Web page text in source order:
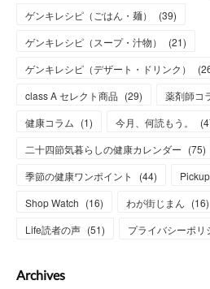
ゲンキレシピ（ごはん・麺）
(39)
ゲンキレシピ（スープ・汁物）
(21)
ゲンキレシピ（デザート・ドリンク）
(
class A セレクト商品 (29) 薬剤師コ
健康コラム (1) 今月、何読もう。 (
二十四節気暮らしの健康カレンダー (75)
季節の健康ワンポイント
(44)
Shop Watch (16) わが街じまん (16)
Life読者の声 (51) プライバシーポリ
Archives